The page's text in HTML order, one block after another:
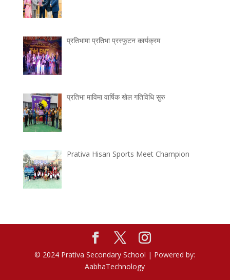
प्रतिभामा प्रतिभा प्रस्फुटन कार्यक्रम
प्रतिभा माविमा वार्षिक खेल गतिविधि सुरु
Prativa Hisan Sports Meet Champion
© 2024 Prativa Secondary School | Powered by:
AabhaTechnology